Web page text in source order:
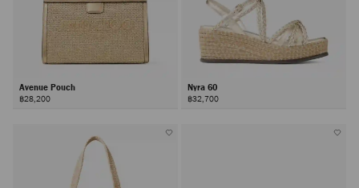
Avenue Pouch
฿28,200
Nyra 60
฿32,700